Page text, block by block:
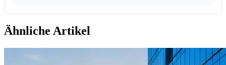
Ähnliche Artikel